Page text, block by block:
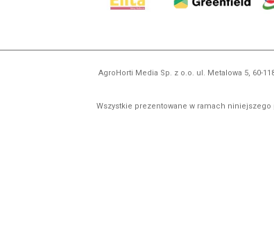
AgroHorti Media Sp. z o.o. ul. Metalowa 5, 60-
Wszystkie prezentowane w ramach